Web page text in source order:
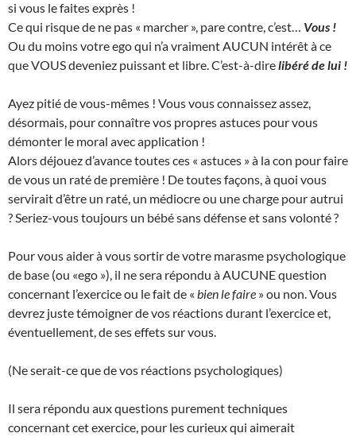
si vous le faites exprès !
Ce qui risque de ne pas « marcher », pare contre, c’est… Vous !
Ou du moins votre ego qui n’a vraiment AUCUN intérêt à ce
que VOUS deveniez puissant et libre. C’est-à-direlibéré de lui !
Ayez pitié de vous-mêmes ! Vous vous connaissez assez,
désormais, pour connaître vos propres astuces pour vous
démonter le moral avec application !
Alors déjouez d’avance toutes ces « astuces » à la con pour faire
de vous un raté de première ! De toutes façons, à quoi vous
servirait d’être un raté, un médiocre ou une charge pour autrui
? Seriez-vous toujours un bébé sans défense et sans volonté ?
Pour vous aider à vous sortir de votre marasme psychologique
de base (ou «ego »), il ne sera répondu à AUCUNE question
concernant l’exercice ou le fait de « bien le faire » ou non. Vous
devrez juste témoigner de vos réactions durant l’exercice et,
éventuellement, de ses effets sur vous.
(Ne serait-ce que de vos réactions psychologiques)
Il sera répondu aux questions purement techniques
concernant cet exercice, pour les curieux qui aimerait